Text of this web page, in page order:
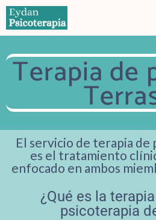
Terapia de
El servicio de terapia de
es el tratamiento
enfocado en ambos
¿Qué es la
psicoterapia